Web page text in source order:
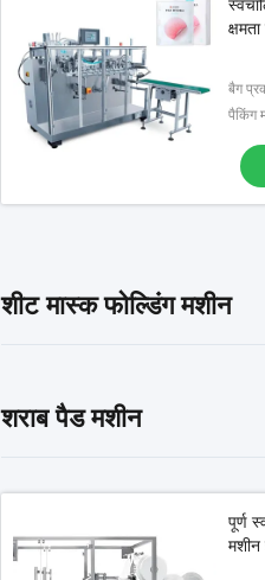
बैग
पैकिंग
शीट मास्क फोल्डिंग मशीन
शराब पैड मशीन
पूर्ण
मशीन